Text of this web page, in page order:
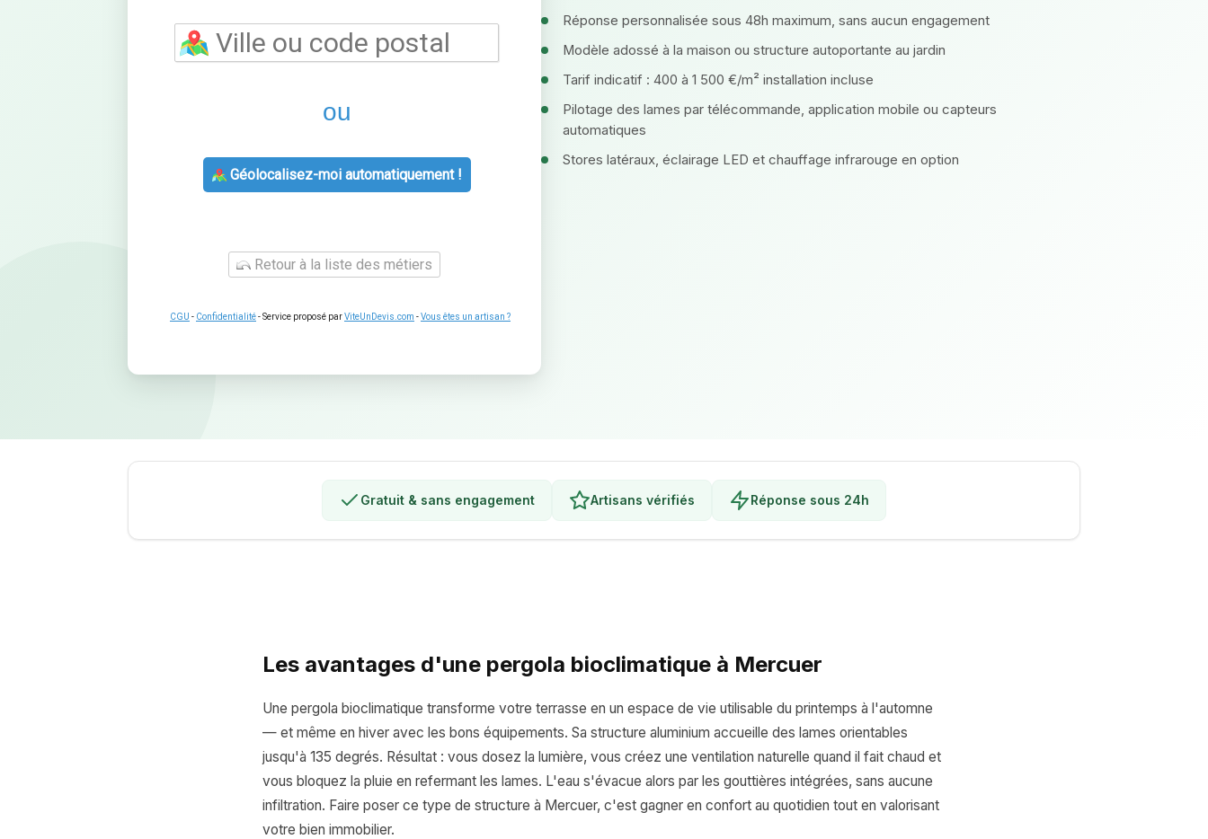
Réponse personnalisée sous 48h maximum, sans aucun engagement
Modèle adossé à la maison ou structure autoportante au jardin
Tarif indicatif : 400 à 1 500 €/m² installation incluse
Pilotage des lames par télécommande, application mobile ou capteurs
automatiques
Stores latéraux, éclairage LED et chauffage infrarouge en option
ou
Géolocalisez-moi automatiquement !
Retour à la liste des métiers
CGU - Confidentialité- Service proposé parViteUnDevis.com -Vous êtes un artisan ?
Gratuit & sans engagement Artisans vérifiés Réponse sous 24h
Les avantages d'une pergola bioclimatique à Mercuer
Une pergola bioclimatique transforme votre terrasse en un espace de vie utilisable du printemps à l'automne
— et même en hiver avec les bons équipements. Sa structure aluminium accueille des lames orientables
jusqu'à 135 degrés. Résultat : vous dosez la lumière, vous créez une ventilation naturelle quand il fait chaud et
vous bloquez la pluie en refermant les lames. L'eau s'évacue alors par les gouttières intégrées, sans aucune
infiltration. Faire poser ce type de structure à Mercuer, c'est gagner en confort au quotidien tout en valorisant
votre bien immobilier.